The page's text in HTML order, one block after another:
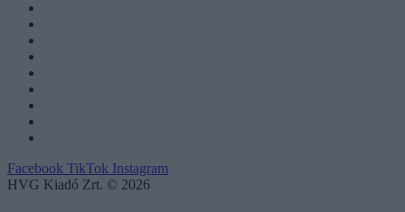
Facebook TikTok Instagram
HVG Kiadó Zrt. © 2026